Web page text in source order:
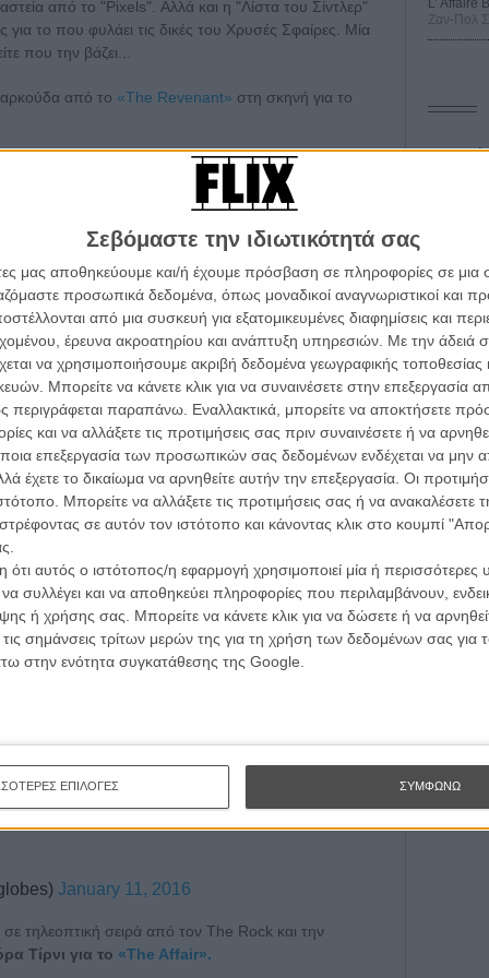
Σεβόμαστε την ιδιωτικότητά σας
μας αποθηκεύουμε και/ή έχουμε πρόσβαση σε πληροφορίες σε
προσωπικά δεδομένα, όπως μοναδικοί αναγνωριστικοί και
από μια συσκευή για εξατομικευμένες διαφημίσεις και
έρευνα ακροατηρίου και ανάπτυξη υπηρεσιών. Με την άδειά
να χρησιμοποιήσουμε ακριβή δεδομένα γεωγραφικής τοποθεσίας
Μπορείτε να κάνετε κλικ για να συναινέσετε στην επεξεργασία
περιγράφεται παραπάνω. Εναλλακτικά, μπορείτε να αποκτήσετε
και να αλλάξετε τις προτιμήσεις σας πριν συναινέσετε ή να
επεξεργασία των προσωπικών σας δεδομένων ενδέχεται να μην
έχετε το δικαίωμα να αρνηθείτε αυτήν την επεξεργασία. Οι
Μπορείτε να αλλάξετε τις προτιμήσεις σας ή να ανακαλέσετε
σε αυτόν τον ιστότοπο και κάνοντας κλικ στο κουμπί
αυτός ο ιστότοπος/η εφαρμογή χρησιμοποιεί μία ή περισσότερες
συλλέγει και να αποθηκεύει πληροφορίες που περιλαμβάνουν,
ή χρήσης σας. Μπορείτε να κάνετε κλικ για να δώσετε ή να
σημάνσεις τρίτων μερών της για τη χρήση των δεδομένων σας
στην ενότητα συγκατάθεσης της Google.
ΕΠΙΛΟΓΕΣ ΣΥΜΦΩΝΩ
από το "Pixels". Αλλά και η "Λίστα του Σίντλερ"
το που φυλάει τις δικές του Χρυσές Σφαίρες. Μία
που την βάζει...
αρκούδα από το «The Revenant» στη σκηνή για το
για το
του Αααρον Σόρκιν: «Είμαι στ' αλήθεια έκπληκτη.
ρόλοι. Μάικλ Φασμπέντερ είσαι θρύλος! Δεν ξέρω
ευχαριστώ που ήσουν ο τέλειος
Ααρον Σόρκιν - είσαι τρελός που μου
Actress in a Motion Picture -
women in film."
January 11, 2016
τηλεοπτική σειρά από τον The Rock και την
Τίρνι για το «The Affair».
L’ Affaire
Ζαν-Πολ
Ο
10
τον
Εγγράψου
Θέλω
τα βλέπεις όλα σινεμά...
εβδομάδα
τρόπο του flix
του flix, στο inbox σου
ειδήσεις | νέες ταινίες | πρόγραμμα αιθουσών για όλη την Ελλάδα |
| συνεντεύξεις | απόψεις | αφιερώματα | διαγωνισμοί
ΕΓΓΡΑΦΗ